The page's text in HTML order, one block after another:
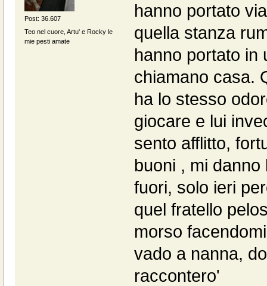
Post: 36.607
Teo nel cuore, Artu' e Rocky le
mie pesti amate
hanno portato
quella stanza
hanno portato in
chiamano casa.
ha lo stesso
giocare e lui
sento afflitto,
buoni , mi
fuori, solo ieri
quel fratello
morso
vado a nanna,
raccontero'